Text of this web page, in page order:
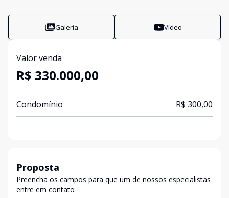
Galeria Vídeo
Valor venda
R$ 330.000,00
Condomínio R$ 300,00
Proposta
Preencha os campos para que um de nossos especialistas
entre em contato